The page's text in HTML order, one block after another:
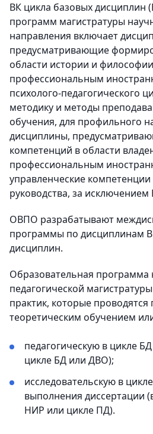
ВК цикла базовых дисциплин
программ магистратуры
направления включает
предусматривающие
области истории и
профессиональным
психолого-педагогического
методику и методы
обучения, для профильного
дисциплины,
компетенций в области
профессиональным
управленческие
руководства, за исключением
ОВПО разрабатывают
программы по дисциплинам
дисциплин.
Образовательная программа
педагогической
практик, которые проводятся
теоретическим обучением
педагогическую в цикле
цикле БД или ДВО);
исследовательскую в
выполнения диссертации
НИР или цикле ПД).